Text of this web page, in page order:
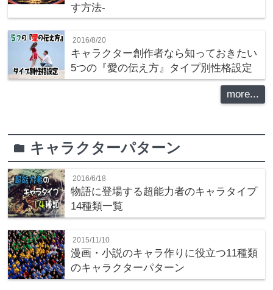
す方法‐
2016/8/20
キャラクター創作者なら知っておきたい
5つの『愛の伝え方』タイプ別性格設定
more...
folder キャラクターパターン
2016/6/18
物語に登場する超能力者のキャラタイプ
14種類一覧
2015/11/10
漫画・小説のキャラ作りに役立つ11種類
のキャラクターパターン